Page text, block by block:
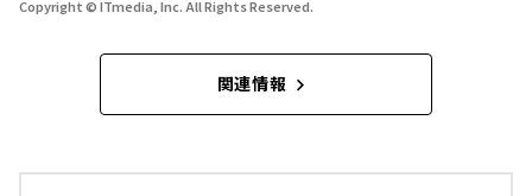
Copyright © ITmedia, Inc. All Rights Reserved.
関連情報